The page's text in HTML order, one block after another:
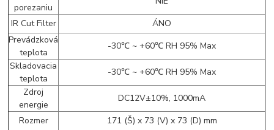
porezaniu
IR Cut Filter
ÁNO
Prevádzková
teplota
-30℃ ~ +60℃ RH 95% Max
Skladovacia
teplota
-30℃ ~ +60℃ RH 95% Max
Zdroj
energie
DC12V±10%, 1000mA
Rozmer
171 (Š) x 73 (V) x 73 (D) mm